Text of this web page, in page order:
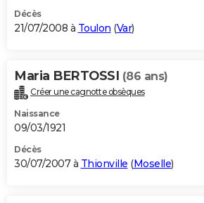
Décès
21/07/2008 à Toulon (Var)
Maria BERTOSSI (86 ans)
Créer une cagnotte obsèques
Naissance
09/03/1921
Décès
30/07/2007 à Thionville (Moselle)